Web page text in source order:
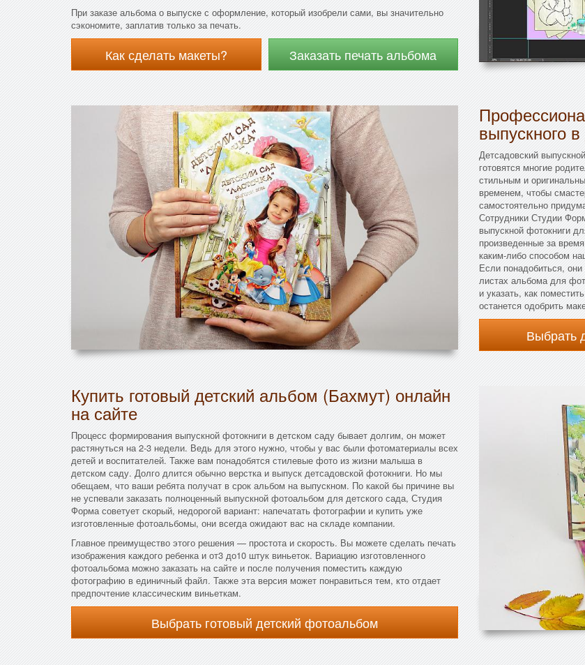
При заказе альбома о выпуске с оформление, который изобрели сами, вы значительно
сэкономите, заплатив только за печать.
Как сделать макеты? Заказать печать альбома
выпускного
Детсадовский
готовятся многие
стильным и
временем, чтобы
самостоятельно
Сотрудники Студии
выпускной фотокниги
произведенные за
каким-либо способом
Если понадобиться,
листах альбома для
и указать, как
останется одобрить
Выбрать
Купить готовый детский альбом (Бахмут) онлайн
на сайте
Процесс формирования выпускной фотокниги в детском саду бывает долгим, он может
растянуться на 2-3 недели. Ведь для этого нужно, чтобы у вас были фотоматериалы всех
детей и воспитателей. Также вам понадобятся стилевые фото из жизни малыша в
детском саду. Долго длится обычно верстка и выпуск детсадовской фотокниги. Но мы
обещаем, что ваши ребята получат в срок альбом на выпускном. По какой бы причине вы
не успевали заказать полноценный выпускной фотоальбом для детского сада, Студия
Форма советует скорый, недорогой вариант: напечатать фотографии и купить уже
изготовленные фотоальбомы, они всегда ожидают вас на складе компании.
Главное преимущество этого решения — простота и скорость. Вы можете сделать печать
изображения каждого ребенка и от3 до10 штук виньеток. Вариацию изготовленного
фотоальбома можно заказать на сайте и после получения поместить каждую
фотографию в единичный файл. Также эта версия может понравиться тем, кто отдает
предпочтение классическим виньеткам.
Выбрать готовый детский фотоальбом